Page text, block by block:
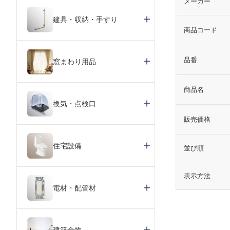
商品コード
品番
商品名
販売価格
並び順
表示方法
建具・収納・手すり
窓まわり用品
換気・点検口
住宅設備
電材・配管材